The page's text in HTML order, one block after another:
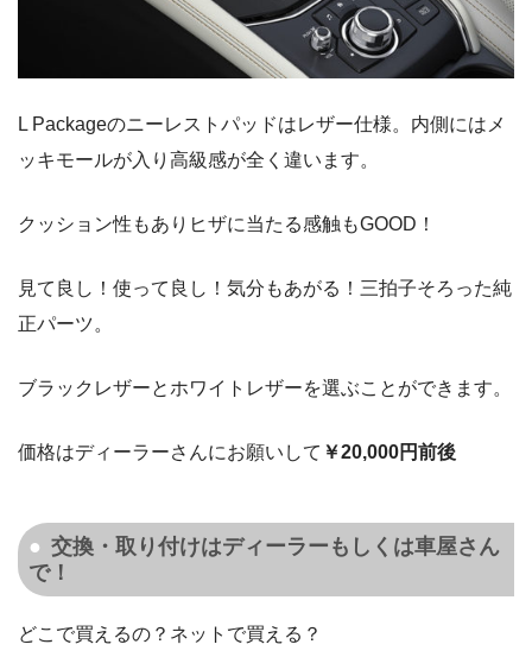
L Packageのニーレストパッドはレザー仕様。内側にはメ
ッキモールが入り高級感が全く違います。
クッション性もありヒザに当たる感触もGOOD！
見て良し！使って良し！気分もあがる！三拍子そろった純
正パーツ。
ブラックレザーとホワイトレザーを選ぶことができます。
価格はディーラーさんにお願いして ￥20,000円前後
交換・取り付けはディーラーもしくは車屋さん
で！
どこで買えるの？ネットで買える？